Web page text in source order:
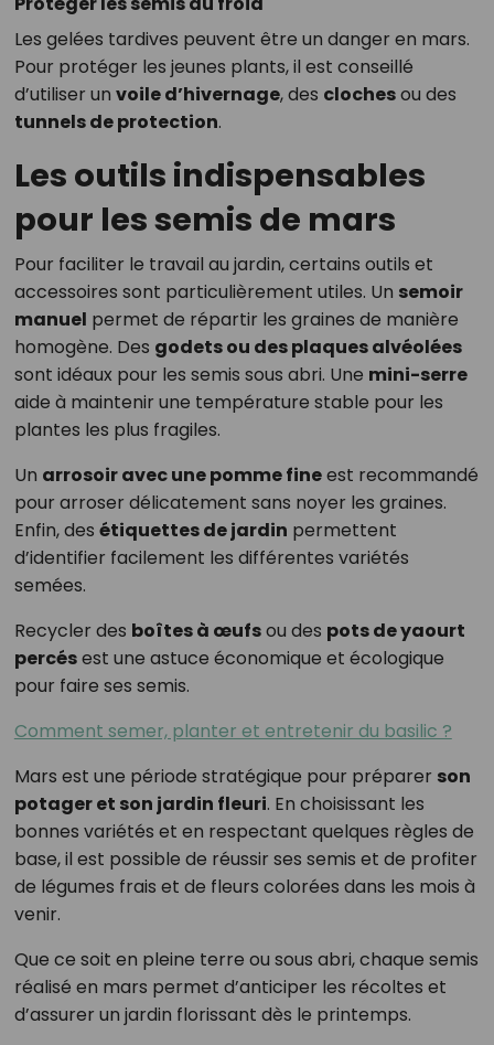
Les gelées tardives peuvent être un danger en mars.
Pour protéger les jeunes plants, il est conseillé
d’utiliser un voile d’hivernage, des clochesou des
tunnels de protection.
Les outils indispensables
pour les semis de mars
Pour faciliter le travail au jardin, certains outils et
accessoires sont particulièrement utiles. Un semoir
manuel permet de répartir les graines de manière
homogène. Des godets ou des plaques alvéolées
sont idéaux pour les semis sous abri. Une mini-serre
aide à maintenir une température stable pour les
plantes les plus fragiles.
Un arrosoir avec une pomme fineest recommandé
pour arroser délicatement sans noyer les graines.
Enfin, des étiquettes de jardin permettent
d’identifier facilement les différentes variétés
semées.
Recycler des boîtes à œufsou des pots de yaourt
percésest une astuce économique et écologique
pour faire ses semis.
Comment semer, planter et entretenir du basilic ?
Mars est une période stratégique pour préparer son
potager et son jardin fleuri. En choisissant les
bonnes variétés et en respectant quelques règles de
base, il est possible de réussir ses semis et de profiter
de légumes frais et de fleurs colorées dans les mois à
venir.
Que ce soit en pleine terre ou sous abri, chaque semis
réalisé en mars permet d’anticiper les récoltes et
d’assurer un jardin florissant dès le printemps.